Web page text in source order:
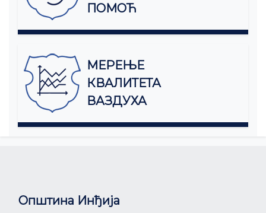
ПОМОЋ
МЕРЕЊЕ
КВАЛИТЕТА
ВАЗДУХА
Општина Инђија